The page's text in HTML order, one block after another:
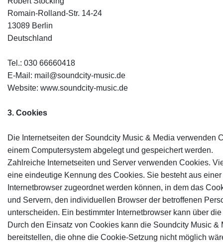
Romain-Rolland-Str. 14-24
13089 Berlin
Deutschland
Tel.: 030 66660418
E-Mail: mail@soundcity-music.de
Website: www.soundcity-music.de
3. Cookies
Die Internetseiten der Soundcity Music & Media verwenden
einem Computersystem abgelegt und gespeichert werden.
Zahlreiche Internetseiten und Server verwenden Cookies.
eine eindeutige Kennung des Cookies. Sie besteht aus
Internetbrowser zugeordnet werden können, in dem das
und Servern, den individuellen Browser der betroffenen
unterscheiden. Ein bestimmter Internetbrowser kann über
Durch den Einsatz von Cookies kann die Soundcity Music
bereitstellen, die ohne die Cookie-Setzung nicht möglich